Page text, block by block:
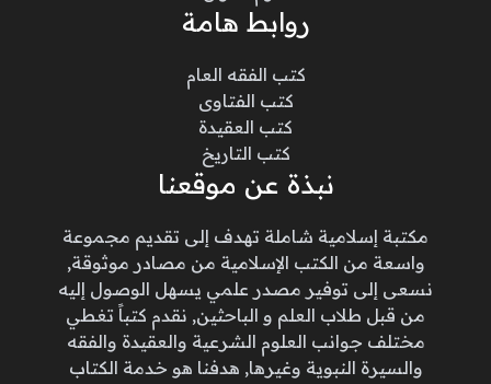
روابط هامة
كتب الفقه العام
كتب الفتاوى
كتب العقيدة
كتب التاريخ
نبذة عن موقعنا
مكتبة إسلامية شاملة تهدف إلى تقديم مجموعة
واسعة من الكتب الإسلامية من مصادر موثوقة,
نسعى إلى توفير مصدر علمي يسهل الوصول إليه
من قبل طلاب العلم و الباحثين, نقدم كتباً تغطي
مختلف جوانب العلوم الشرعية والعقيدة والفقه
والسيرة النبوية وغيرها, هدفنا هو خدمة الكتاب